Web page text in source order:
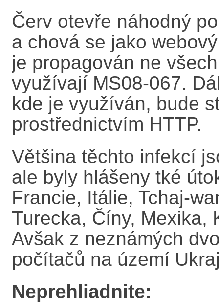
Červ otevře náhodný
a chová se jako
je propagován ne
využívají MS08-067.
kde je využíván, bude
prostřednictvím HTTP.
Většina těchto infekcí
ale byly hlášeny tké
Francie, Itálie, Tchaj-
Turecka, Číny, Mexika,
Avšak z neznámých
počítačů na území
Neprehliadnite: